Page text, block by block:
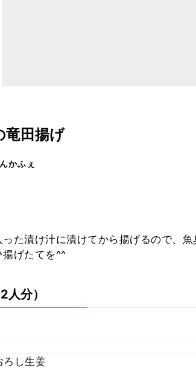
竜田揚げ
かふぇ
た漬け汁に漬けてから揚げるので、
げたてを^^
2人分）
し生姜